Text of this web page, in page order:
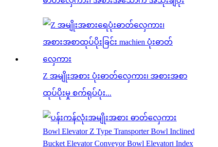
Z အမျိုးအစား ပုံးဓာတ်လှေကား၊ အစားအစာ
ထုပ်ပိုးမှု စက်ရုပ်ပုံး...